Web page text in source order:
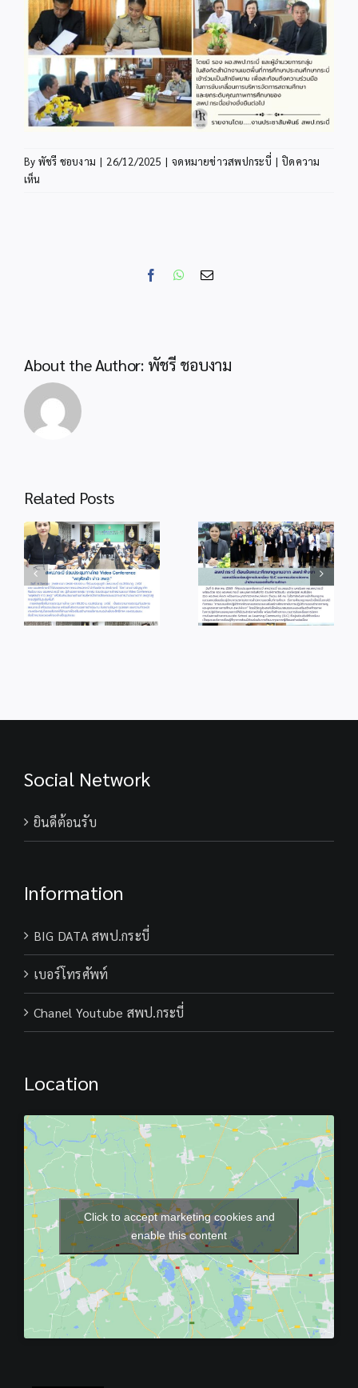
By พัชรี ชอบงาม | 26/12/2025 | จดหมายข่าวสพปกระบี่ | ปิดความ
เห็น
FacebookWhatsApp
Email
About the Author: พัชรี ชอบงาม
Related Posts
info 6-1 info 3-2
Social Network
ยินดีต้อนรับ
Information
BIG DATA สพป.กระบี่
เบอร์โทรศัพท์
Chanel Youtube สพป.กระบี่
Location
Click to accept marketing cookies and
enable this content